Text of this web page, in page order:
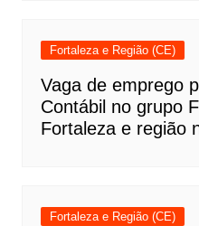
Fortaleza e Região (CE)
Vaga de emprego
Contábil no grupo
Fortaleza e região
Fortaleza e Região (CE)